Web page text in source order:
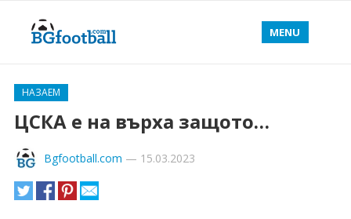
MENU
НАЗАЕМ
ЦСКА е на върха защото…
Bgfootball.com — 15.03.2023